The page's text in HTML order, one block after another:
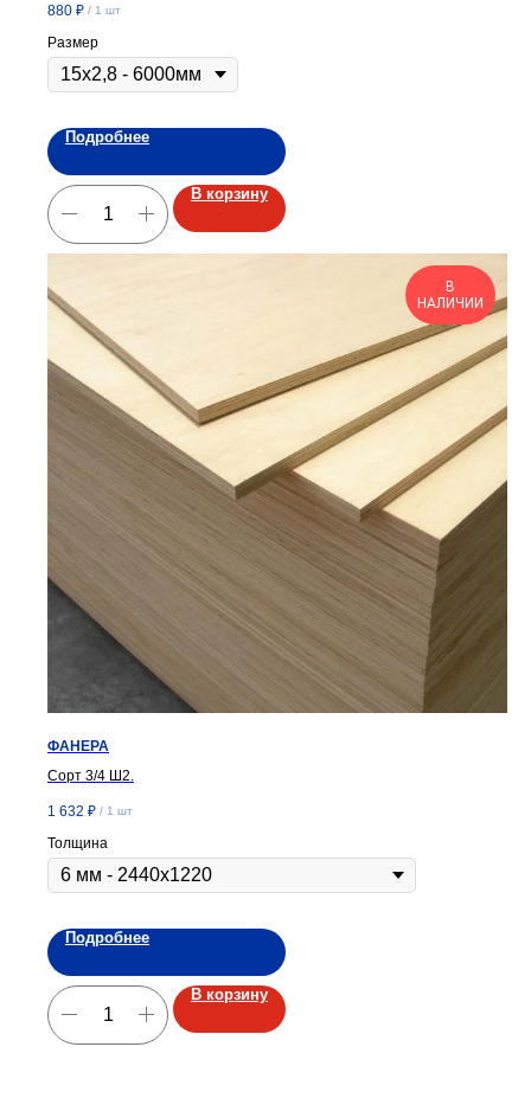
880 ₽ / 1 шт
Размер
Подробнее
В корзину
В
НАЛИЧИИ
ФАНЕРА
Сорт 3/4 Ш2.
1 632 ₽ / 1 шт
Толщина
Подробнее
В корзину